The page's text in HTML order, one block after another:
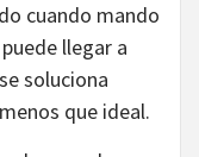
cuando mando
llegar a
soluciona
que ideal.